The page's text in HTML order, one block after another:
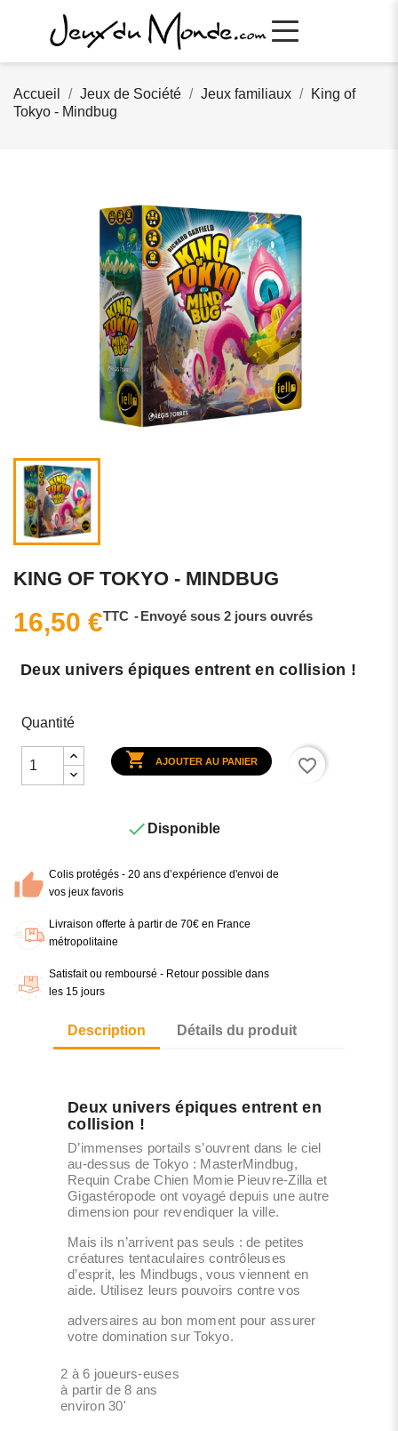
Accueil Jeux de Société Jeux familiaux
King of
Tokyo - Mindbug
KING OF TOKYO - MINDBUG
16,50 €TTC Envoyé sous 2 jours ouvrés
Deux univers épiques entrent en collision !
Quantité
 AJOUTER AU PANIER favorite_border
 Disponible
Colis protégés - 20 ans d’expérience d'envoi de
vos jeux favoris
Livraison offerte à partir de 70€ en France
métropolitaine
Satisfait ou remboursé - Retour possible dans
les 15 jours
Description Détails du produit
Deux univers épiques entrent en
collision !
D’immenses portails s’ouvrent dans le ciel
au-dessus de Tokyo : MasterMindbug,
Requin Crabe Chien Momie Pieuvre-Zilla et
Gigastéropode ont voyagé depuis une autre
dimension pour revendiquer la ville.
Mais ils n’arrivent pas seuls : de petites
créatures tentaculaires contrôleuses
d’esprit, les Mindbugs, vous viennent en
aide. Utilisez leurs pouvoirs contre vos
adversaires au bon moment pour assurer
votre domination sur Tokyo.
2 à 6 joueurs-euses
à partir de 8 ans
environ 30'